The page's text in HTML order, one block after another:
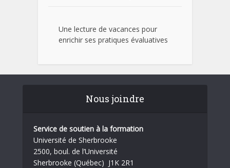
Une lecture de vacances pour
enrichir ses pratiques évaluatives
Nous joindre
Service de soutien à la formation
Université de Sherbrooke
2500, boul. de l’Université
Sherbrooke (Québec) J1K 2R1